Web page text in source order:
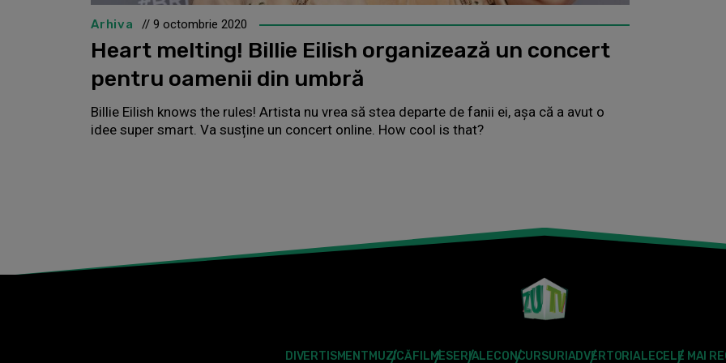
Arhiva // 9 octombrie 2020
Heart melting! Billie Eilish organizează un concert
pentru oamenii din umbră
Billie Eilish knows the rules! Artista nu vrea să stea departe de fanii ei, așa că a avut o
idee super smart. Va susține un concert online. How cool is that?
DIVERTISMENT MUZICĂFILMESERIALECONCURSURI ADVERTORIALECELE MAI